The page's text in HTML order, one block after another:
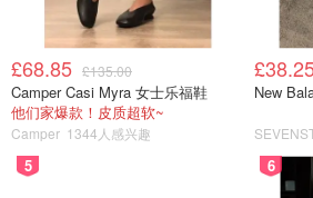
猛，油管博主集体自来水推荐~
产品推荐：
Mini PC SER5 Pro 5850U (AMD
高性能AMD Ryzen 7 5850U 处理器
以同时处理多个任务而不拖慢速度。
£68.85 £135.00
Camper Casi Myra 女士乐福鞋
他们家爆款！皮质超软~
Camper 1344人感兴趣
New
5 6